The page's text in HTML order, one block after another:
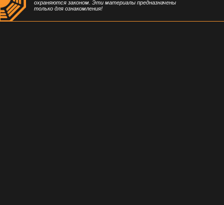
охраняются законом. Эти материалы предназначены
только для ознакомления!